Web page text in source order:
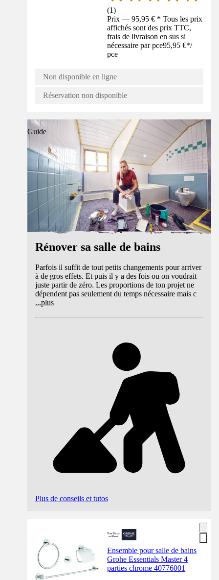
(1)
Prix — 95,95 € * Tous les prix
affichés sont des prix TTC,
frais de livraison en sus si
nécessaire par pce95,95 €*/
pce
Non disponible en ligne
Réservation non disponible
Guide
Rénover sa salle de bains
Parfois il suffit de tout petits changements pour arriver
à de gros effets. Et puis il y a des fois ou on voudrait
juste partir de zéro. Les proportions de ton projet ne
dépendent pas seulement du temps nécessaire mais c
...plus
Plus de conseils et tutos
Ensemble pour salle de bains
Grohe Essentials Master 4
parties chrome 40776001